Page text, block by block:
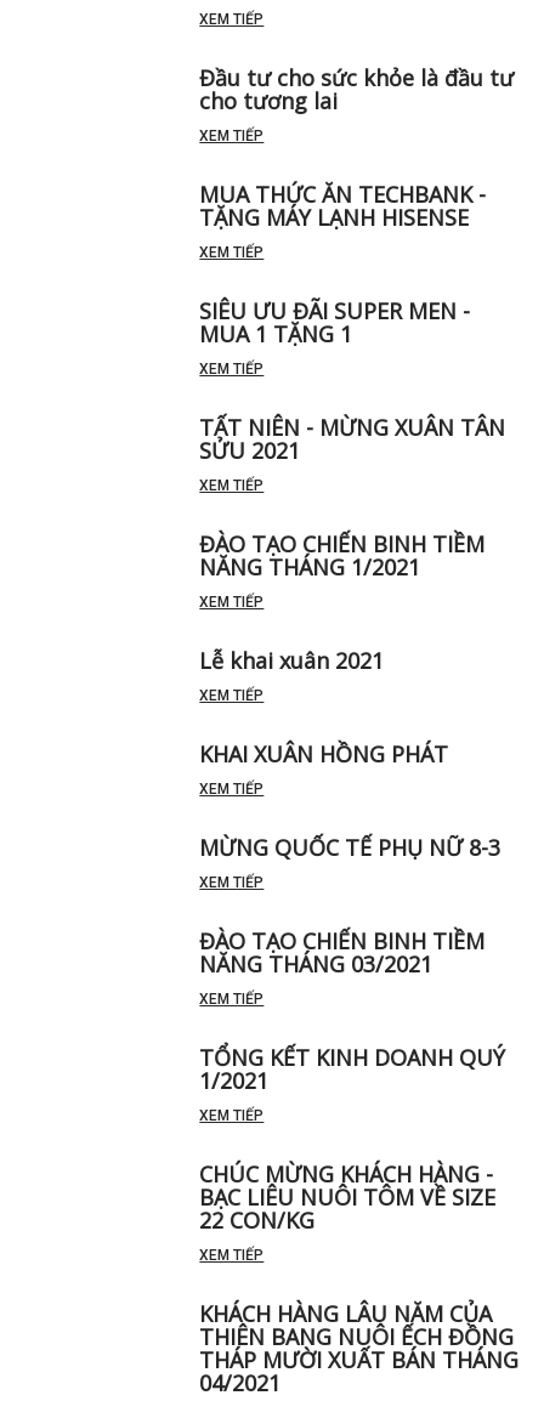
XEM TIẾP
Đầu tư cho sức khỏe là đầu tư
cho tương lai
XEM TIẾP
MUA THỨC ĂN TECHBANK -
TẶNG MÁY LẠNH HISENSE
XEM TIẾP
SIÊU ƯU ĐÃI SUPER MEN -
MUA 1 TẶNG 1
XEM TIẾP
TẤT NIÊN - MỪNG XUÂN TÂN
SỬU 2021
XEM TIẾP
ĐÀO TẠO CHIẾN BINH TIỀM
NĂNG THÁNG 1/2021
XEM TIẾP
Lễ khai xuân 2021
XEM TIẾP
KHAI XUÂN HỒNG PHÁT
XEM TIẾP
MỪNG QUỐC TẾ PHỤ NỮ 8-3
XEM TIẾP
ĐÀO TẠO CHIẾN BINH TIỀM
NĂNG THÁNG 03/2021
XEM TIẾP
TỔNG KẾT KINH DOANH QUÝ
1/2021
XEM TIẾP
CHÚC MỪNG KHÁCH HÀNG -
BẠC LIÊU NUÔI TÔM VỀ SIZE
22 CON/KG
XEM TIẾP
KHÁCH HÀNG LÂU NĂM CỦA
THIÊN BANG NUÔI ẾCH ĐỒNG
THÁP MƯỜI XUẤT BÁN THÁNG
04/2021